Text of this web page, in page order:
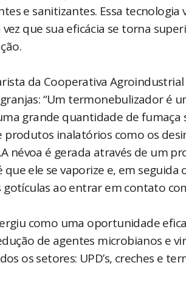
e sanitizantes. Essa
que sua eficácia se torna
da Cooperativa
“Um termonebulizador é
grande quantidade de fumaça
inalatórios como os
névoa é gerada através de um
ele se vaporize e, em seguida
ao entrar em contato
como uma oportunidade
de agentes microbianos e
os setores: UPD’s, creches e